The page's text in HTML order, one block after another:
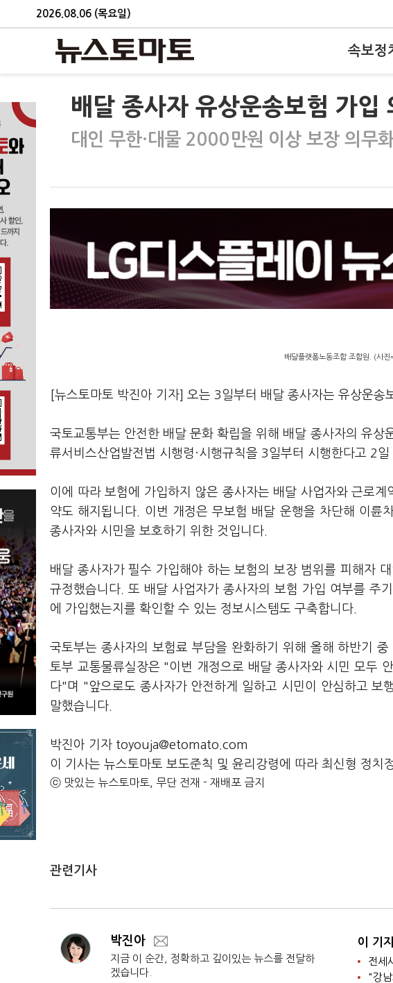
2026.08.06 (목요일)
속보정
배달 종사자 유상운송보험 가
대인 무한·대물 2000만원 이상 보장 의무
배달플랫폼노동조합 조합원. (사진
[뉴스토마토 박진아 기자] 오는 3일부터 배달 종사자는 유상운송
국토교통부는 안전한 배달 문화 확립을 위해 배달 종사자의 유상
류서비스산업발전법 시행령·시행규칙을 3일부터 시행한다고 2일
이에 따라 보험에 가입하지 않은 종사자는 배달 사업자와 근로
약도 해지됩니다. 이번 개정은 무보험 배달 운행을 차단해 이륜
종사자와 시민을 보호하기 위한 것입니다.
배달 종사자가 필수 가입해야 하는 보험의 보장 범위를 피해자
규정했습니다. 또 배달 사업자가 종사자의 보험 가입 여부를 주
에 가입했는지를 확인할 수 있는 정보시스템도 구축합니다.
국토부는 종사자의 보험료 부담을 완화하기 위해 올해 하반기
토부 교통물류실장은 "이번 개정으로 배달 종사자와 시민 모두
다"며 "앞으로도 종사자가 안전하게 일하고 시민이 안심하고 보
말했습니다.
박진아 기자 toyouja@etomato.com
이 기사는 뉴스토마토 보도준칙 및 윤리강령에 따라 최신형 정치
ⓒ 맛있는 뉴스토마토, 무단 전재 - 재배포 금지
관련기사
박진아
지금 이 순간, 정확하고 깊이있는 뉴스를 전달하
겠습니다.
이 기
전세
"강